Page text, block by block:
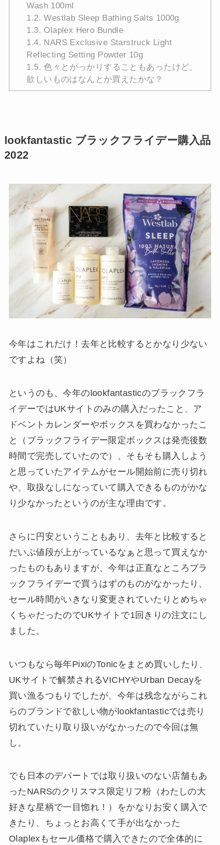
Wash 100ml
1.2. Westlab Sleep Bathing Salts 1000g
1.3. Olaplex Hero Bundle
1.4. NARS Exclusive Starstruck Light
Reflecting Setting Powder 10g
1.5. 色々とがっかりすることもあったけど、
欲しいものはなんとか買えたかな？
lookfantastic ブラックフライデー購入品
2022
今年はこれだけ！去年と比較するとかなり少ない
ですよね（笑）
というのも、今年のlookfantasticのブラックフラ
イデーではUKサイトのみの購入だったこと、ア
ドベントカレンダーやボックスを買わなかったこ
と（ブラックフライデー限定ボックスは発売後数
時間で完売していたので）、そもそも購入しよう
と思っていたアイテムがセール開始前に売り切れ
や、取扱なしになっていて購入できるものがかな
り少なかったというのが主な理由です。
さらに円安ということもあり、去年と比較すると
だいぶ値段が上がっているなぁと思って買えなか
ったものもありますが、今年は正直なところブラ
ックフライデーで買うはずのものがなかったり、
セール時間がいきなり変更されていたりとめちゃ
くちゃだったのでUKサイトで1回きりの注文にし
ました。
いつもなら毎年PixiのTonicをまとめ買いしたり、
UKサイトで解禁されるVICHYやUrban Decayを
買い漁るつもりでしたが、今年は残念ながらこれ
らのブランドで欲しい物がlookfantasticでは売り
切れていたり取り扱いがなかったので今回は無
し。
でも日本のデパートでは取り扱いのない店舗もあ
ったNARSのクリスマス限定リフ粉（わたしの大
好きな星柄で一目惚れ！）をかなりお安く購入で
きたり、ちょっとお高くて手が出なかった
Olaplexもセール価格で購入できたので全体的に